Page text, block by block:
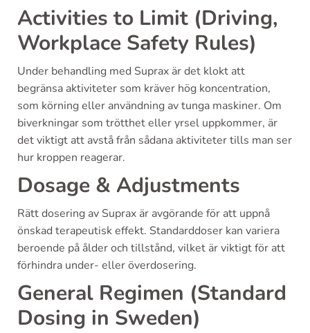
Activities to Limit (Driving,
Workplace Safety Rules)
Under behandling med Suprax är det klokt att
begränsa aktiviteter som kräver hög koncentration,
som körning eller användning av tunga maskiner. Om
biverkningar som trötthet eller yrsel uppkommer, är
det viktigt att avstå från sådana aktiviteter tills man ser
hur kroppen reagerar.
Dosage & Adjustments
Rätt dosering av Suprax är avgörande för att uppnå
önskad terapeutisk effekt. Standarddoser kan variera
beroende på ålder och tillstånd, vilket är viktigt för att
förhindra under- eller överdosering.
General Regimen (Standard
Dosing in Sweden)